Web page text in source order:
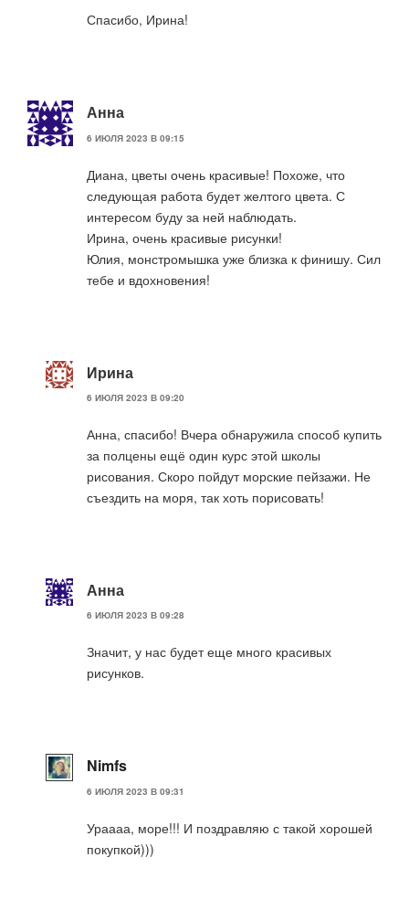
Спасибо, Ирина!
Анна
6 ИЮЛЯ 2023 В 09:15
Диана, цветы очень красивые! Похоже, что
следующая работа будет желтого цвета. С
интересом буду за ней наблюдать.
Ирина, очень красивые рисунки!
Юлия, монстромышка уже близка к финишу. Сил
тебе и вдохновения!
Ирина
6 ИЮЛЯ 2023 В 09:20
Анна, спасибо! Вчера обнаружила способ купить
за полцены ещё один курс этой школы
рисования. Скоро пойдут морские пейзажи. Не
съездить на моря, так хоть порисовать!
Анна
6 ИЮЛЯ 2023 В 09:28
Значит, у нас будет еще много красивых
рисунков.
Nimfs
6 ИЮЛЯ 2023 В 09:31
Ураааа, море!!! И поздравляю с такой хорошей
покупкой)))